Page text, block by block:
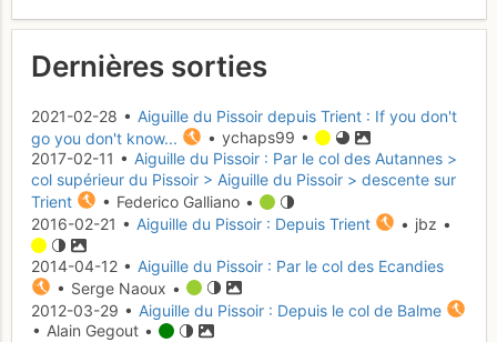
Dernières sorties
2021-02-28 • Aiguille du Pissoir depuis Trient : If you don't
go you don't know...
• ychaps99 •
2017-02-11 • Aiguille du Pissoir : Par le col des Autannes >
col supérieur du Pissoir > Aiguille du Pissoir > descente sur
Trient
• Federico Galliano •
2016-02-21 • Aiguille du Pissoir : Depuis Trient • jbz •
2014-04-12 • Aiguille du Pissoir : Par le col des Ecandies
• Serge Naoux •
2012-03-29 • Aiguille du Pissoir : Depuis le col de Balme
• Alain Gegout •